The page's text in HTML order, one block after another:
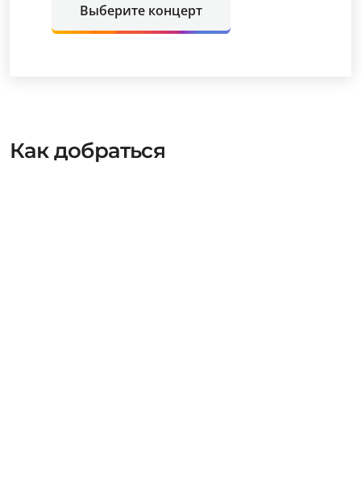
Выберите концерт
Как добраться